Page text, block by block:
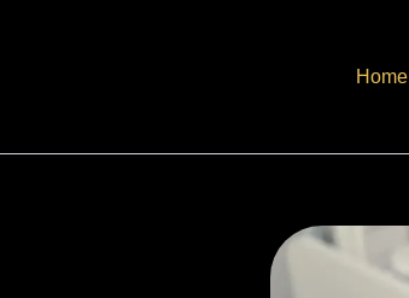
Home